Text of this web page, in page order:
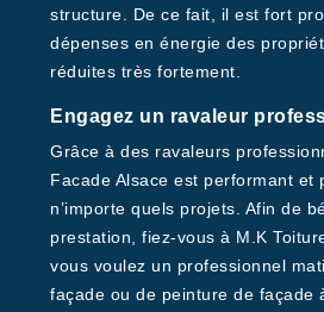
structure. De ce fait, il est fort
dépenses en énergie des
réduites très fortement.
Engagez un ravaleur
Grâce à des ravaleurs
Facade Alsace est performant
n’importe quels projets. Afin de
prestation, fiez-vous à M.K
vous voulez un professionnel
façade ou de peinture de façade